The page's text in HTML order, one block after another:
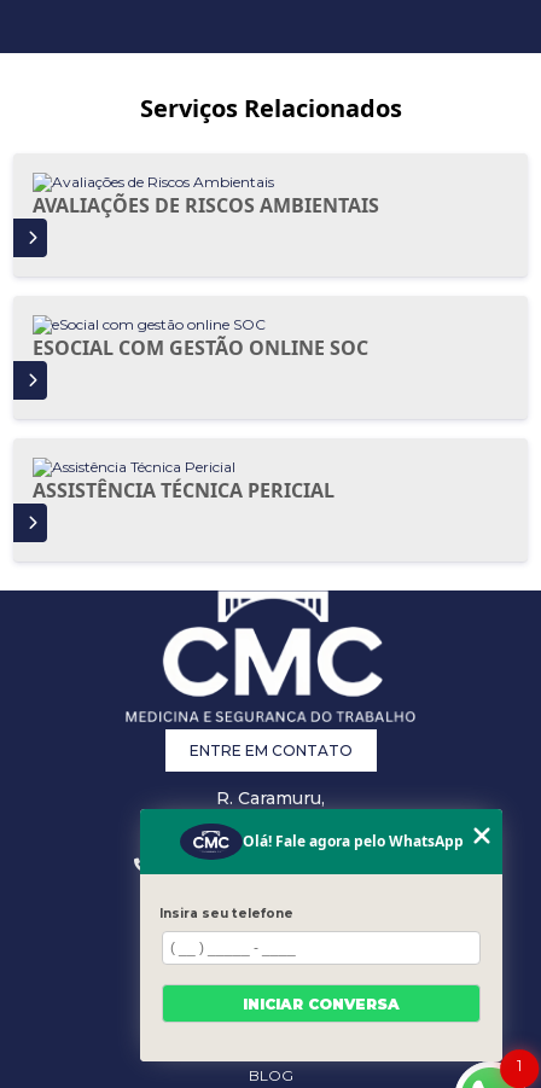
Serviços Relacionados
AVALIAÇÕES DE RISCOS AMBIENTAIS
ESOCIAL COM GESTÃO ONLINE SOC
ASSISTÊNCIA TÉCNICA PERICIAL
ENTRE EM CONTATO
R. Caramuru,
Vitória - ES
(27) 3223-0868
HOME
EMPRESA
ÁREA DO CLIENTE
BLOG
1
Olá! Fale agora pelo WhatsApp
Insira seu telefone
INICIAR CONVERSA